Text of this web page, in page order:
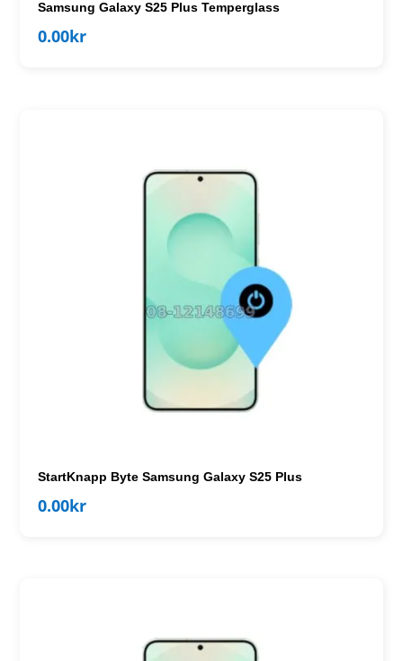
Samsung Galaxy S25 Plus Temperglass
0.00kr
StartKnapp Byte Samsung Galaxy S25 Plus
0.00kr